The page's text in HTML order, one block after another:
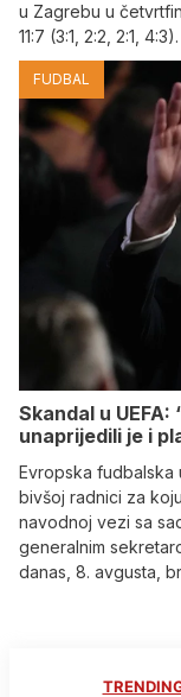
u Zagrebu u
11:7 (3:1, 2:2, 2:1, 4:3).
FUDBAL
Skandal u
unaprijedili je i
Evropska fudbalska
bivšoj radnici za
navodnoj vezi sa
generalnim
danas, 8. avgusta,